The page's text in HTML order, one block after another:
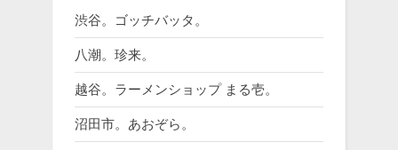
渋谷。ゴッチバッタ。
八潮。珍来。
越谷。ラーメンショップ まる壱。
沼田市。あおぞら。